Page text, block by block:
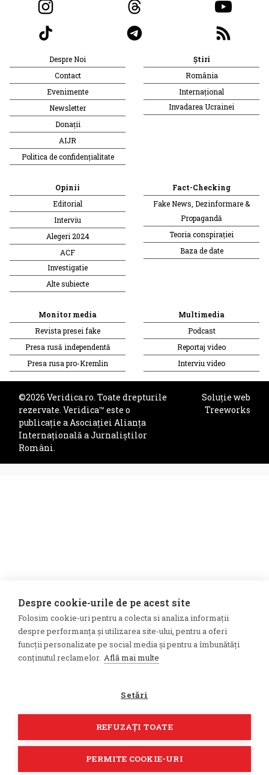
Despre Noi
Contact
Evenimente
Newsletter
Donații
AIJR
Politica de confidențialitate
Știri
România
Internațional
Invadarea Ucrainei
Opinii
Editorial
Interviu
Alegeri 2024
ACF
Investigatie
Alte subiecte
Fact-Checking
Fake News, Dezinformare &
Propagandă
Teoria conspirației
Baza de date
Monitor media
Revista presei fake
Presa rusă independentă
Presa rusa pro-Kremlin
Multimedia
Podcast
Reportaj video
Interviu video
©2026 Veridica.ro. Toate drepturile
rezervate. Veridica™ este o
publicație aAsociației Alianța
Internațională a Jurnaliștilor
Români.
Soluție web
Treeworks
Despre cookie-urile de pe acest site
Folosim cookie-uri pentru a colecta si analiza informații
despre performanța și utilizarea site-ului, pentru a oferi
funcții personalizate pe social media și pentru a îmbunătăți
conținutul reclamelor. Află mai multe
Setări
REFUZAȚI TOATE
PERMITE COOKIE-URI